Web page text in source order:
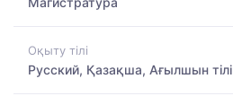
Оқыту тілі
Русский, Қазақша, Ағылшын тілі